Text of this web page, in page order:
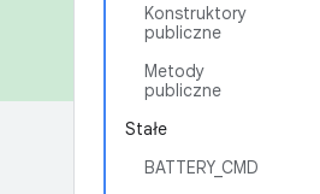
Konstruktory
publiczne
Metody
publiczne
Stałe
BATTERY_CMD